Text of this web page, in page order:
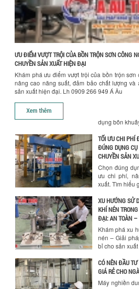
Hướng dẫn thanh toán
ƯU ĐIỂM VƯỢT TRỘI CỦA BỒN TRỘN SƠN CÔNG
CHUYỀN SẢN XUẤT HIỆN ĐẠI
Khám phá ưu điểm vượt trội của bồn trộn
nâng cao năng suất, đảm bảo chất lượng và
sản xuất hiện đại. Lh 0909 266 949 Á Âu
Xem thêm
NHỮNG YẾU TỐ
BỒN KHUẤY
CÔNG SUẤT
Khám phá
chọn bồn
và công suất
NGÀNH HÓA
ĐỊNH CHẤT
CÙNG
dụng bồn
TỐI ƯU CHI PHÍ
ĐÚNG DỤNG
CHUYỀN SẢN
Chọn đúng
ưu chi phí,
xuất. Tìm hiểu
XU HƯỚNG SỬ
KHÍ NÉN
ĐẠI: AN TOÀN –
Khám phá xu
nén – Giải
bỉ cho sản
CÓ NÊN ĐẦU
GIÁ RẺ CHO
Máy nghiền